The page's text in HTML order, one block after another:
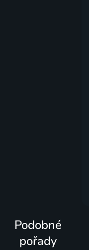
Podobné
pořady